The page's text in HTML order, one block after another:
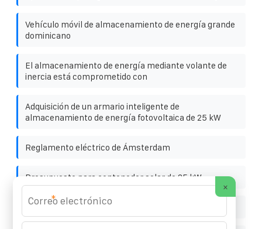
Vehículo móvil de almacenamiento de energía grande
dominicano
El almacenamiento de energía mediante volante de
inercia está comprometido con
Adquisición de un armario inteligente de
almacenamiento de energía fotovoltaica de 25 kW
Reglamento eléctrico de Ámsterdam
Presupuesto para contenedor solar de 25 kW
Tamaños de cajas de conexiones
×
*